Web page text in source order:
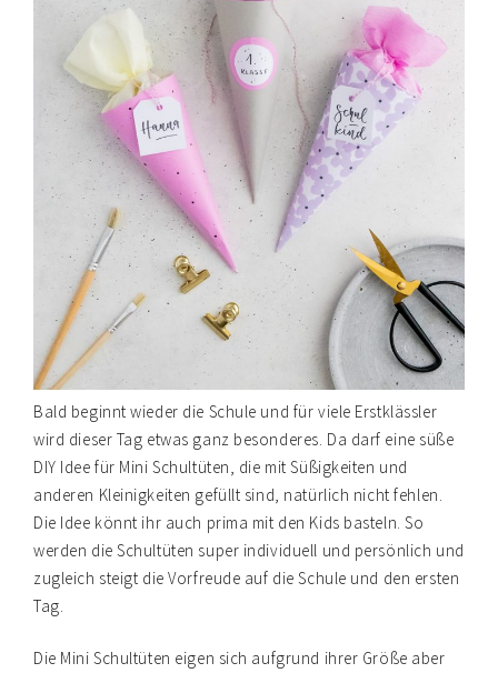
Bald beginnt wieder die Schule und für viele Erstklässler
wird dieser Tag etwas ganz besonderes. Da darf eine süße
DIY Idee für Mini Schultüten, die mit Süßigkeiten und
anderen Kleinigkeiten gefüllt sind, natürlich nicht fehlen.
Die Idee könnt ihr auch prima mit den Kids basteln. So
werden die Schultüten super individuell und persönlich und
zugleich steigt die Vorfreude auf die Schule und den ersten
Tag.
Die Mini Schultüten eigen sich aufgrund ihrer Größe aber